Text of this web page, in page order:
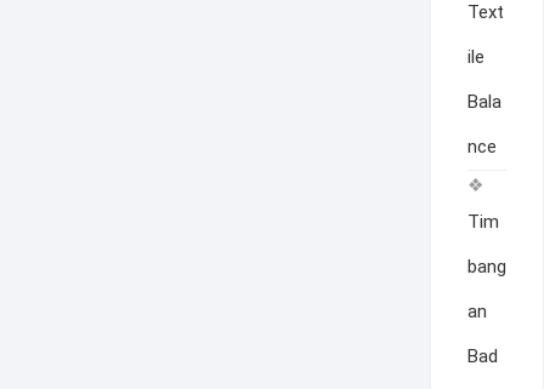
Text
ile
Bala
nce
Tim
bang
an
Bad